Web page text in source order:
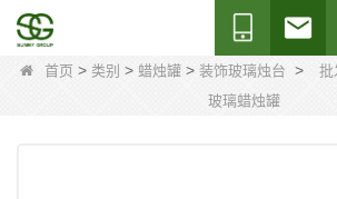
首页 > 类别 > 蜡烛罐 > 装饰玻璃烛台 >
批
玻璃蜡烛罐